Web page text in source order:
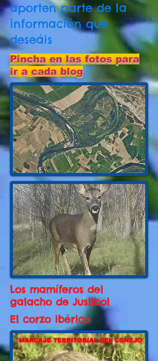
aporten parte de la
información que
deseáis
Pincha en las fotos para
ir a cada blog
Los mamíferos del
galacho de Juslibol
El corzo ibérico